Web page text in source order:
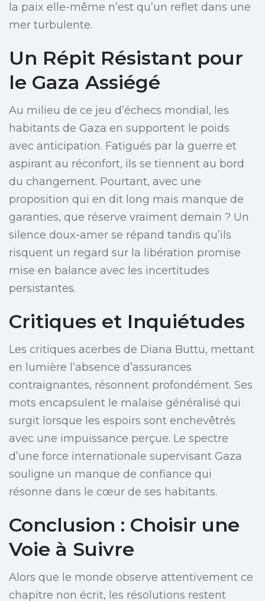
la paix elle-même n’est qu’un reflet dans une
mer turbulente.
Un Répit Résistant pour
le Gaza Assiégé
Au milieu de ce jeu d’échecs mondial, les
habitants de Gaza en supportent le poids
avec anticipation. Fatigués par la guerre et
aspirant au réconfort, ils se tiennent au bord
du changement. Pourtant, avec une
proposition qui en dit long mais manque de
garanties, que réserve vraiment demain ? Un
silence doux-amer se répand tandis qu’ils
risquent un regard sur la libération promise
mise en balance avec les incertitudes
persistantes.
Critiques et Inquiétudes
Les critiques acerbes de Diana Buttu, mettant
en lumière l’absence d’assurances
contraignantes, résonnent profondément. Ses
mots encapsulent le malaise généralisé qui
surgit lorsque les espoirs sont enchevêtrés
avec une impuissance perçue. Le spectre
d’une force internationale supervisant Gaza
souligne un manque de confiance qui
résonne dans le cœur de ses habitants.
Conclusion : Choisir une
Voie à Suivre
Alors que le monde observe attentivement ce
chapitre non écrit, les résolutions restent